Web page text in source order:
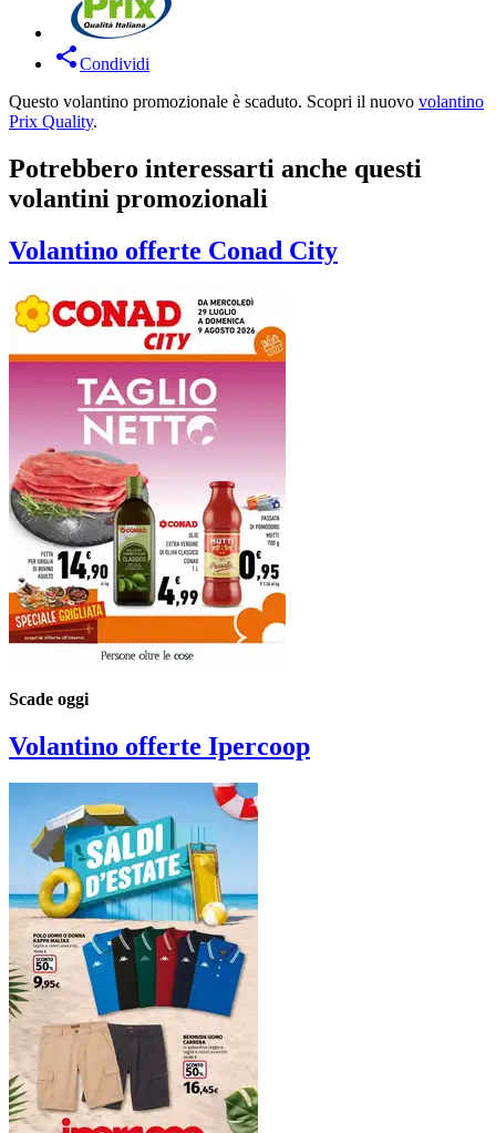
Condividi
Questo volantino promozionale è scaduto. Scopri il nuovo volantino
Prix Quality.
Potrebbero interessarti anche questi
volantini promozionali
Volantino offerte Conad City
Scade oggi
Volantino offerte Ipercoop